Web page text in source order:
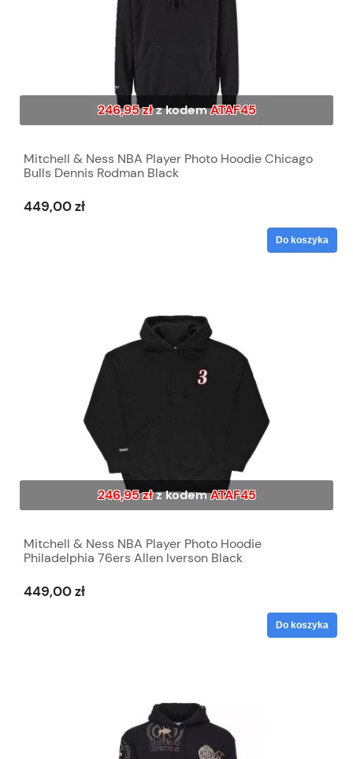
246,95 złz kodemATAF45
Mitchell & Ness NBA Player Photo Hoodie Chicago
Bulls Dennis Rodman Black
449,00 zł
Do koszyka
246,95 złz kodemATAF45
Mitchell & Ness NBA Player Photo Hoodie
Philadelphia 76ers Allen Iverson Black
449,00 zł
Do koszyka